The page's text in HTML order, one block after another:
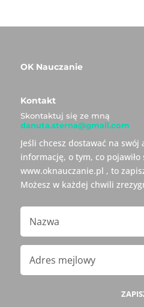
OK Nauczanie
Kontakt
Skontaktuj się ze mną
danuta.sterna@gmail.com
Jeśli chcesz dostawać na
informację, o tym, co
www.oknauczanie.pl , to
Możesz w każdej chwili